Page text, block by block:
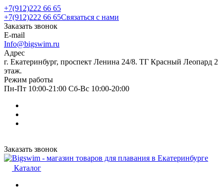
+7(912)222 66 65
+7(912)222 66 65Связаться с нами
Заказать звонок
E-mail
Info@bigswim.ru
Адрес
г. Екатеринбург, проспект Ленина 24/8. ТГ Красный Леопард 2
этаж.
Режим работы
Пн-Пт 10:00-21:00 Сб-Вс 10:00-20:00
Заказать звонок
Каталог